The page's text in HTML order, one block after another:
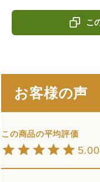
こ
お客様の声
5.00